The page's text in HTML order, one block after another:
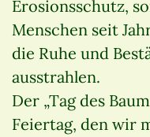
Erosionsschutz,
Menschen seit
die Ruhe und
ausstrahlen.
Der „Tag des
Feiertag, den wir